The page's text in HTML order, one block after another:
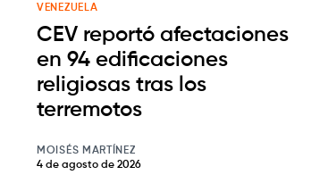
VENEZUELA
CEV reportó afectaciones
en 94 edificaciones
religiosas tras los
terremotos
MOISÉS MARTÍNEZ
4 de agosto de 2026